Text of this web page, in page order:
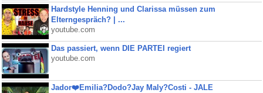
Hardstyle Henning und Clarissa müssen zum
Elterngespräch? | ...
youtube.com
Das passiert, wenn DIE PARTEI regiert
youtube.com
Jador❤️Emilia?Dodo?Jay Maly?Costi - JALE